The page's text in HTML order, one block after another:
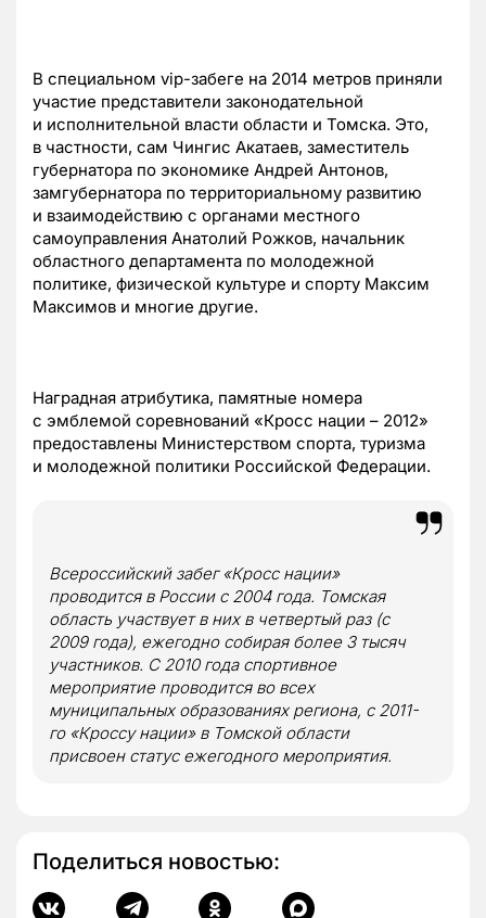
В специальном vip-забеге на 2014 метров приняли
участие представители законодательной
и исполнительной власти области и Томска. Это,
в частности, сам Чингис Акатаев, заместитель
губернатора по экономике Андрей Антонов,
замгубернатора по территориальному развитию
и взаимодействию с органами местного
самоуправления Анатолий Рожков, начальник
областного департамента по молодежной
политике, физической культуре и спорту Максим
Максимов и многие другие.
Наградная атрибутика, памятные номера
с эмблемой соревнований «Кросс нации – 2012»
предоставлены Министерством спорта, туризма
и молодежной политики Российской Федерации.
Всероссийский забег «Кросс нации»
проводится в России с 2004 года. Томская
область участвует в них в четвертый раз (с
2009 года), ежегодно собирая более 3 тысяч
участников. С 2010 года спортивное
мероприятие проводится во всех
муниципальных образованиях региона, с 2011-
го«Кроссу нации» в Томской области
присвоен статус ежегодного мероприятия.
Поделиться новостью: